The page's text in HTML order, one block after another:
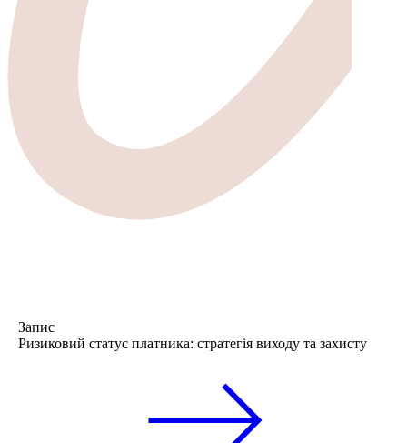
Запис
Ризиковий статус платника: стратегія виходу та захисту